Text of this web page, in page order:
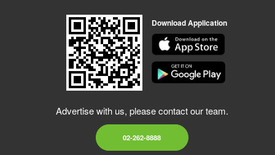
Download Application
Advertise with us, please contact our team.
02-262-8888